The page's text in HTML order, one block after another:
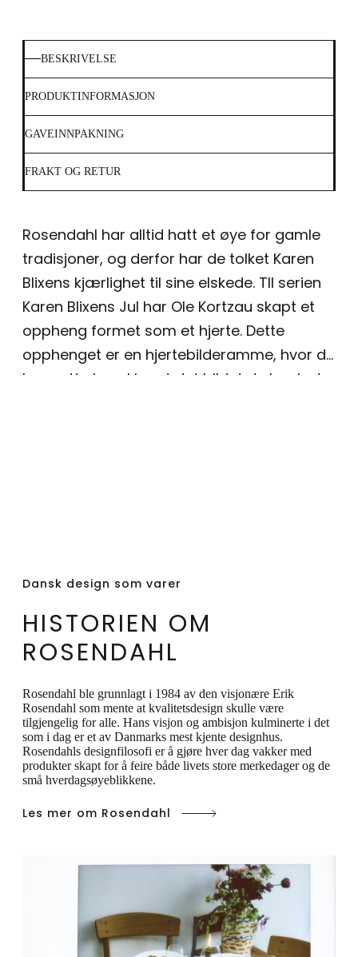
BESKRIVELSE
PRODUKTINFORMASJON
GAVEINNPAKNING
FRAKT OG RETUR
Rosendahl har alltid hatt et øye for gamle
tradisjoner, og derfor har de tolket Karen
Blixens kjærlighet til sine elskede. TIl serien
Karen Blixens Jul har Ole Kortzau skapt et
oppheng formet som et hjerte. Dette
opphenget er en hjertebilderamme, hvor du
kan sette inn akkurat det bildet du har lyst
anbefaler at produktet lagres i
originalemballasjen, da dette vil forlenge
produktets levetid.
Dansk design som varer
HISTORIEN OM
ROSENDAHL
Rosendahl ble grunnlagt i 1984 av den visjonære Erik
Rosendahl som mente at kvalitetsdesign skulle være
tilgjengelig for alle. Hans visjon og ambisjon kulminerte i det
som i dag er et av Danmarks mest kjente designhus.
Rosendahls designfilosofi er å gjøre hver dag vakker med
produkter skapt for å feire både livets store merkedager og de
små hverdagsøyeblikkene.
Les mer om Rosendahl